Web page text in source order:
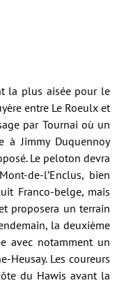
la plus aisée pour le
entre Le Roeulx et
par Tournai où un
à Jimmy Duquennoy
Le peloton devra
de-l’Enclus, bien
Franco-belge, mais
proposera un terrain
la deuxième
avec notamment un
Heusay. Les coureurs
du Hawis avant la